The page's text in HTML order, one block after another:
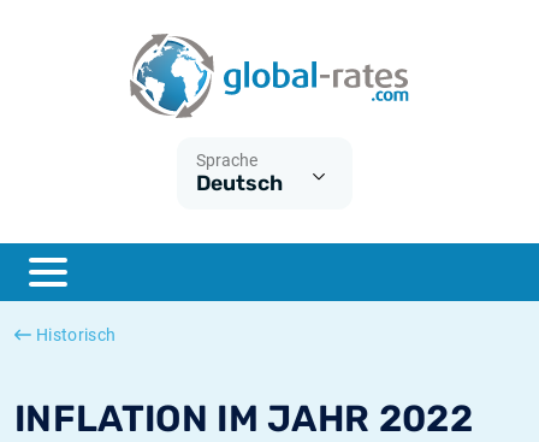
Sprache
Deutsch
Historisch
INFLATION IM JAHR 2022
ESTER
SONIA
Was ist die VPI-Inflation?
Was ist die HVPI-Inflation?
Deutsche inflation
Europäische inflation
Historische Euribor-Sätze
Historische ESTER-Sätze
Historische SOFR-Sätze
Historische SONIA-Sätze
Inflationsrechner